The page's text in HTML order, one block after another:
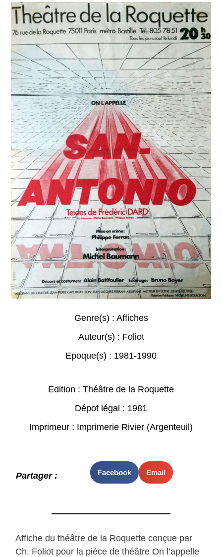
Genre(s) : Affiches
Auteur(s) : Foliot
Epoque(s) : 1981-1990
Edition : Théâtre de la Roquette
Dépot légal : 1981
Imprimeur : Imprimerie Rivier (Argenteuil)
Partager : Facebook Email
Affiche du théâtre de la Roquette conçue par
Ch. Foliot pour la pièce de théâtre On l’appelle